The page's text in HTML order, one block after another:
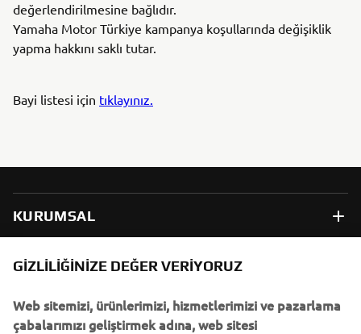
değerlendirilmesine bağlıdır.
Yamaha Motor Türkiye kampanya koşullarında değişiklik
yapma hakkını saklı tutar.
Bayi listesi için tıklayınız.
KURUMSAL
B2B
DAHA FAZLA YAMAHA
GIZLILIĞINIZE DEĞER VERIYORUZ
Web sitemizi, ürünlerimizi, hizmetlerimizi ve pazarlama
çabalarımızı geliştirmek adına, web sitesi